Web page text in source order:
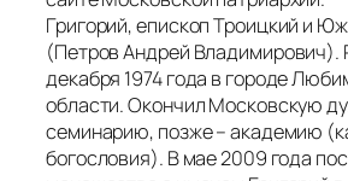
Григорий, епископ Троицкий и
(Петров Андрей Владимирович).
декабря 1974 года в городе
области. Окончил Московскую
семинарию, позже – академию
богословия). В мае 2009 года